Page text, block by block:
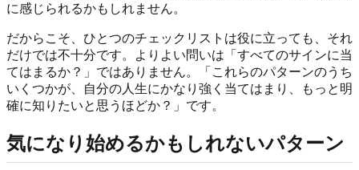
に感じられるかもしれません。
だからこそ、ひとつのチェックリストは役に立っても、それ
だけでは不十分です。よりよい問いは「すべてのサインに当
てはまるか？」ではありません。「これらのパターンのうち
いくつかが、自分の人生にかなり強く当てはまり、もっと明
確に知りたいと思うほどか？」です。
気になり始めるかもしれないパターン